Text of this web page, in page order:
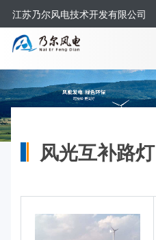
江苏乃尔风电技术开发有限公司
风光互补路灯